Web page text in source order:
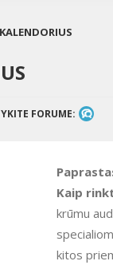
FORUME:
Kaip
krūmu
kitos